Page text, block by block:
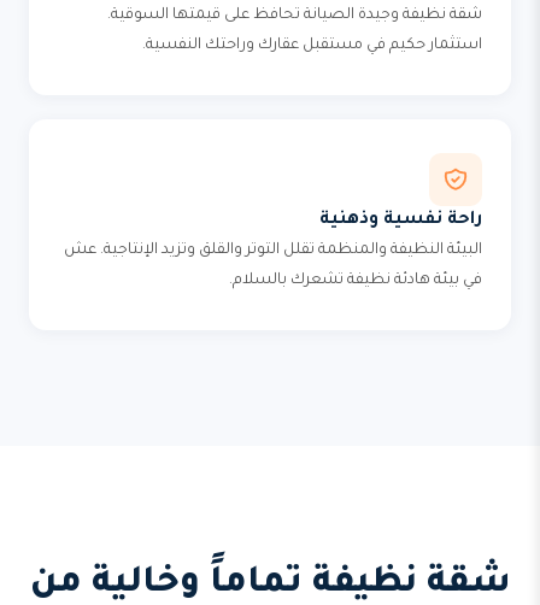
شقة نظيفة وجيدة الصيانة تحافظ على قيمتها السوقية.
استثمار حكيم في مستقبل عقارك وراحتك النفسية.
راحة نفسية وذهنية
البيئة النظيفة والمنظمة تقلل التوتر والقلق وتزيد الإنتاجية. عش
في بيئة هادئة نظيفة تشعرك بالسلام.
شقة نظيفة تماماً وخالية من